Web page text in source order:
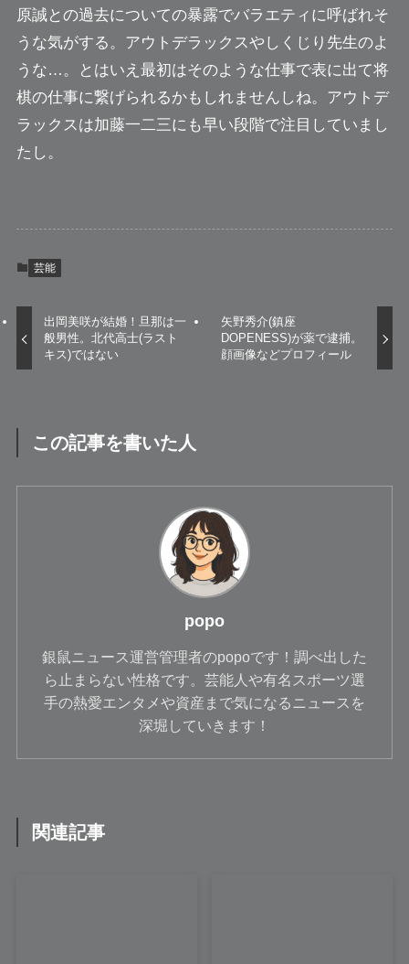
原誠との過去についての暴露でバラエティに呼ばれそ
うな気がする。アウトデラックスやしくじり先生のよ
うな…。とはいえ最初はそのような仕事で表に出て将
棋の仕事に繋げられるかもしれませんしね。アウトデ
ラックスは加藤一二三にも早い段階で注目していまし
たし。
芸能
出岡美咲が結婚！旦那は一
般男性。北代高士(ラスト
キス)ではない
矢野秀介(鎮座
DOPENESS)が薬で逮捕。
顔画像などプロフィール
この記事を書いた人
popo
銀鼠ニュース運営管理者のpopoです！調べ出した
ら止まらない性格です。芸能人や有名スポーツ選
手の熱愛エンタメや資産まで気になるニュースを
深堀していきます！
関連記事